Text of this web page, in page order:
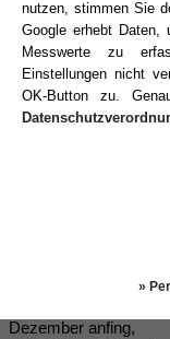
Tahar Ben Jelloun
Isolde Kurz
Jean Baptiste Racine
gefallen, weil ich mit
Dezember anfing,
nutzen, stimmen Sie
Google erhebt Daten,
Messwerte zu
Einstellungen nicht
OK-Button zu.
»